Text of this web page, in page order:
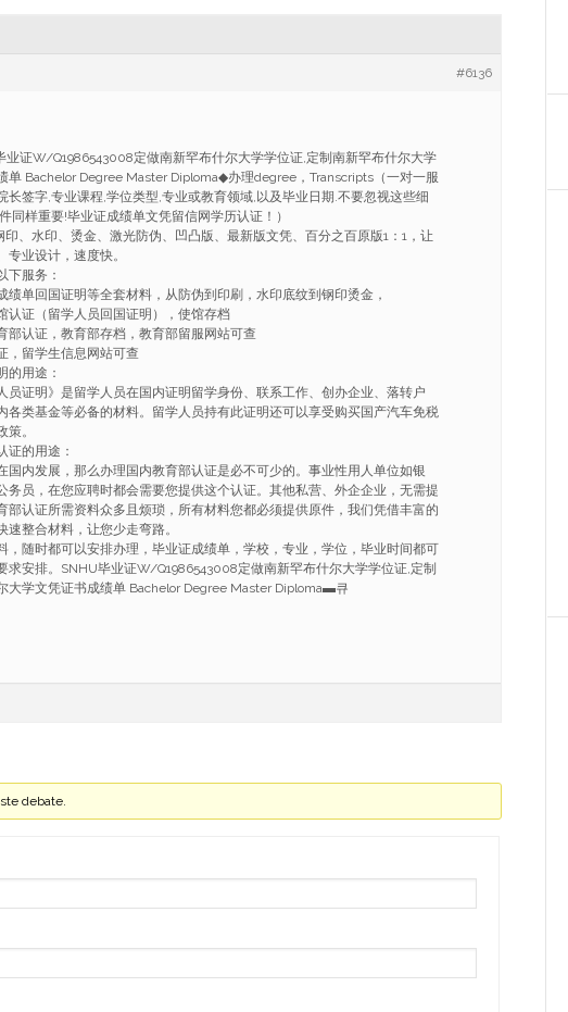
#6136
证W/Q1986543008定做南新罕布什尔大学学位证,定制南新罕布什尔大学
单 Bachelor Degree Master Diploma◆办理degree，Transcripts（一对一服
长签字,专业课程,学位类型,专业或教育领域,以及毕业日期.不要忽视这些细
同样重要!毕业证成绩单文凭留信网学历认证！）
、水印、烫金、激光防伪、凹凸版、最新版文凭、百分之百原版1：1，让
专业设计，速度快。
下服务：
绩单回国证明等全套材料，从防伪到印刷，水印底纹到钢印烫金，
认证（留学人员回国证明），使馆存档
部认证，教育部存档，教育部留服网站可查
，留学生信息网站可查
的用途：
员证明》是留学人员在国内证明留学身份、联系工作、创办企业、落转户
各类基金等必备的材料。留学人员持有此证明还可以享受购买国产汽车免税
策。
证的用途：
国内发展，那么办理国内教育部认证是必不可少的。事业性用人单位如银
务员，在您应聘时都会需要您提供这个认证。其他私营、外企企业，无需提
部认证所需资料众多且烦琐，所有材料您都必须提供原件，我们凭借丰富的
速整合材料，让您少走弯路。
，随时都可以安排办理，毕业证成绩单，学校，专业，学位，毕业时间都可
求安排。SNHU毕业证W/Q1986543008定做南新罕布什尔大学学位证,定制
大学文凭证书成绩单 Bachelor Degree Master Diploma▬큐
debate.